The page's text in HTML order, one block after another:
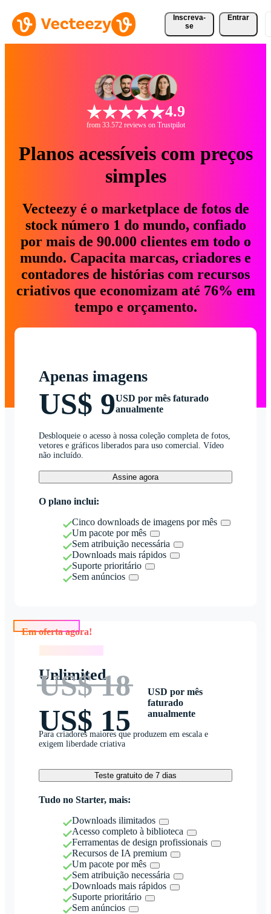
Inscreva-
se
Entrar
4.9
from 33.572 reviews on Trustpilot
Planos acessíveis com preços
simples
Vecteezy é o marketplace de fotos de
stock número 1 do mundo, confiado
por mais de 90.000 clientes em todo o
mundo. Capacita marcas, criadores e
contadores de histórias com recursos
criativos que economizam até 76% em
tempo e orçamento.
Apenas imagens
US$ 9USD por mês faturado
anualmente
Desbloqueie o acesso à nossa coleção completa de fotos,
vetores e gráficos liberados para uso comercial. Vídeo
não incluído.
Assine agora
O plano inclui:
Cinco downloads de imagens por mês
Um pacote por mês
Sem atribuição necessária
Downloads mais rápidos
Suporte prioritário
Sem anúncios
Unlimited
US$ 18
US$ 15
USD por mês
faturado
anualmente
Para criadores maiores que produzem em escala e
exigem liberdade criativa
Teste gratuito de 7 dias
Tudo no Starter, mais:
Downloads ilimitados
Acesso completo à biblioteca
Ferramentas de design profissionais
Recursos de IA premium
Um pacote por mês
Sem atribuição necessária
Downloads mais rápidos
Suporte prioritário
Sem anúncios